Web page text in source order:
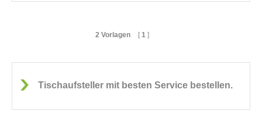
2 Vorlagen [ 1 ]
Tischaufsteller mit besten Service bestellen.